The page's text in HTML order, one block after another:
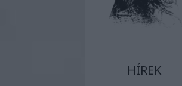
HÍREK